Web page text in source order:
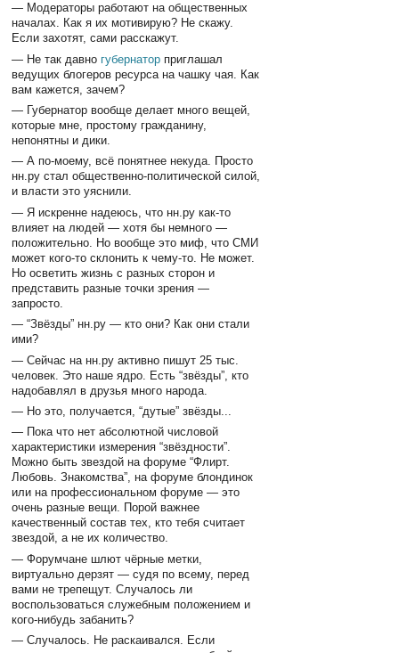
— Модераторы работают на общественных
началах. Как я их мотивирую? Не скажу.
Если захотят, сами расскажут.
— Не так давно губернатор приглашал
ведущих блогеров ресурса на чашку чая. Как
вам кажется, зачем?
— Губернатор вообще делает много вещей,
которые мне, простому гражданину,
непонятны и дики.
— А по-моему, всё понятнее некуда. Просто
нн.ру стал общественно-политической силой,
и власти это уяснили.
— Я искренне надеюсь, что нн.ру как-то
влияет на людей — хотя бы немного —
положительно. Но вообще это миф, что СМИ
может кого-то склонить к чему-то. Не может.
Но осветить жизнь с разных сторон и
представить разные точки зрения —
запросто.
— “Звёзды” нн.ру — кто они? Как они стали
ими?
— Сейчас на нн.ру активно пишут 25 тыс.
человек. Это наше ядро. Есть “звёзды”, кто
надобавлял в друзья много народа.
— Но это, получается, “дутые” звёзды...
— Пока что нет абсолютной числовой
характеристики измерения “звёздности”.
Можно быть звездой на форуме “Флирт.
Любовь. Знакомства”, на форуме блондинок
или на профессиональном форуме — это
очень разные вещи. Порой важнее
качественный состав тех, кто тебя считает
звездой, а не их количество.
— Форумчане шлют чёрные метки,
виртуально дерзят — судя по всему, перед
вами не трепещут. Случалось ли
воспользоваться служебным положением и
кого-нибудь забанить?
— Случалось. Не раскаивался. Если